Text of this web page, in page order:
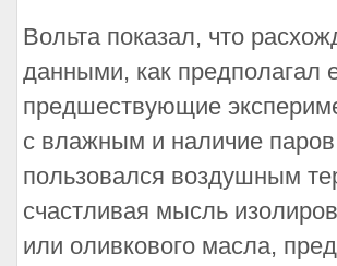
Вольта показал, что
данными, как предполагал
предшествующие
с влажным и наличие
пользовался воздушным
счастливая мысль
или оливкового масла,